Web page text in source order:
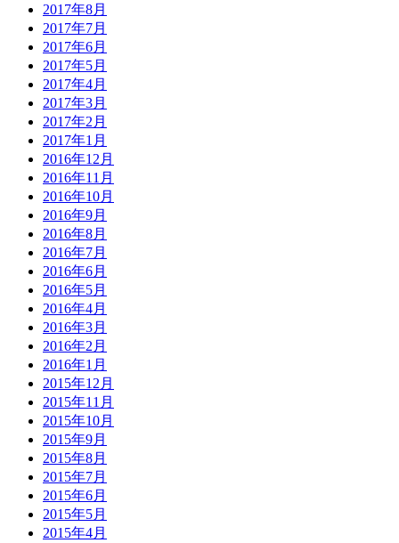
2017年8月
2017年7月
2017年6月
2017年5月
2017年4月
2017年3月
2017年2月
2017年1月
2016年12月
2016年11月
2016年10月
2016年9月
2016年8月
2016年7月
2016年6月
2016年5月
2016年4月
2016年3月
2016年2月
2016年1月
2015年12月
2015年11月
2015年10月
2015年9月
2015年8月
2015年7月
2015年6月
2015年5月
2015年4月